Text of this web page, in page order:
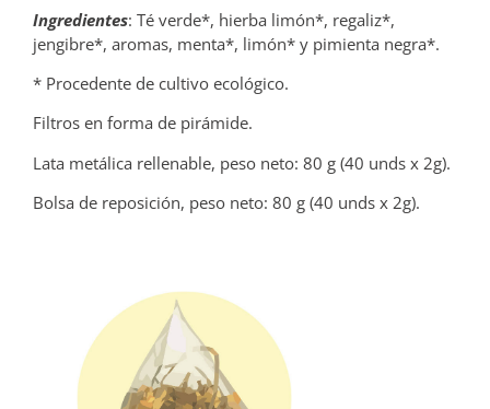
Ingredientes: Té verde*, hierba limón*, regaliz*,
jengibre*, aromas, menta*, limón* y pimienta negra*.
* Procedente de cultivo ecológico.
Filtros en forma de pirámide.
Lata metálica rellenable, peso neto: 80 g (40 unds x 2g).
Bolsa de reposición, peso neto: 80 g (40 unds x 2g).